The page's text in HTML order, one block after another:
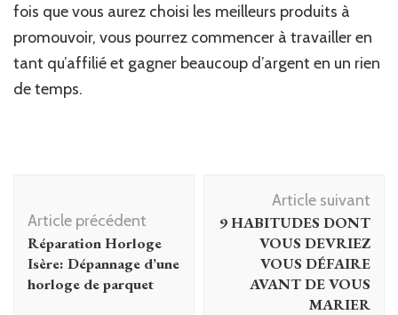
fois que vous aurez choisi les meilleurs produits à
promouvoir, vous pourrez commencer à travailler en
tant qu’affilié et gagner beaucoup d’argent en un rien
de temps.
d'article
Article précédent
Réparation Horloge
Isère: Dépannage d’une
horloge de parquet
Article suivant
9 HABITUDES DONT
VOUS DEVRIEZ
VOUS DÉFAIRE
AVANT DE VOUS
MARIER